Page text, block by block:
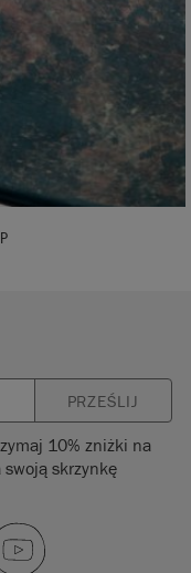
PRZEŚLIJ
10% zniżki na
skrzynkę